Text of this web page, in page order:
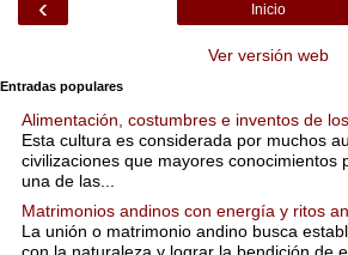
‹ Inicio
Ver versión web
Entradas populares
Alimentación, costumbres e inventos de
Esta cultura es considerada por muchos
civilizaciones que mayores conocimientos
una de las...
Matrimonios andinos con energía y ritos
La unión o matrimonio andino busca
con la naturaleza y lograr la bendición de